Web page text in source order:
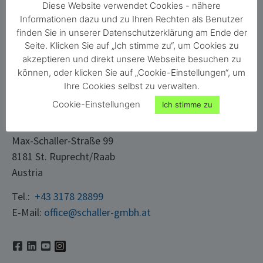
Karriere
Kontakt
Login
Material
Gebäude
Papier & Karton
Max-Schaller-Straße 99
8181 St. Ruprecht/Raab
Austria
Tel.: +43 3178 28899
E-Mail: office@schaller-gmbh.at
Diese Website verwendet Cookies - nähere
Informationen dazu und zu Ihren Rechten als Benutzer
finden Sie in unserer Datenschutzerklärung am Ende der
Seite. Klicken Sie auf „Ich stimme zu“, um Cookies zu
akzeptieren und direkt unsere Webseite besuchen zu
können, oder klicken Sie auf „Cookie-Einstellungen“, um
Ihre Cookies selbst zu verwalten.
Cookie-Einstellungen
Ich stimme zu